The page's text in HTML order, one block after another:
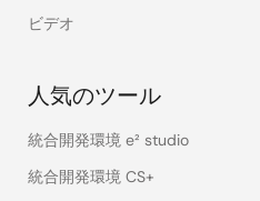
ビデオ
人気のツール
統合開発環境 e² studio
統合開発環境 CS+